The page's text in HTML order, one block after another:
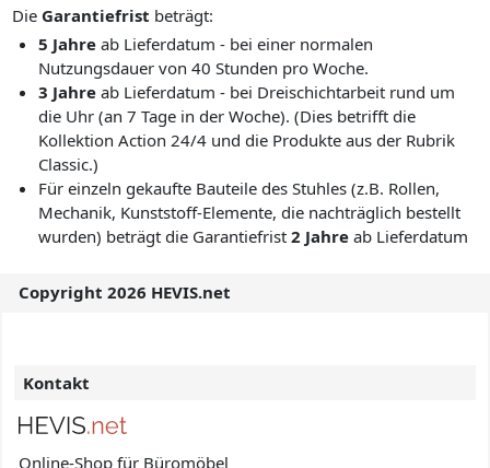
Die Garantiefrist beträgt:
5 Jahre ab Lieferdatum - bei einer normalen
Nutzungsdauer von 40 Stunden pro Woche.
3 Jahre ab Lieferdatum - bei Dreischichtarbeit rund um
die Uhr (an 7 Tage in der Woche). (Dies betrifft die
Kollektion Action 24/4 und die Produkte aus der Rubrik
Classic.)
Für einzeln gekaufte Bauteile des Stuhles (z.B. Rollen,
Mechanik, Kunststoff-Elemente, die nachträglich bestellt
wurden) beträgt die Garantiefrist2 Jahre ab Lieferdatum
Copyright 2026 HEVIS.net
Kontakt
Online-Shop für Büromöbel